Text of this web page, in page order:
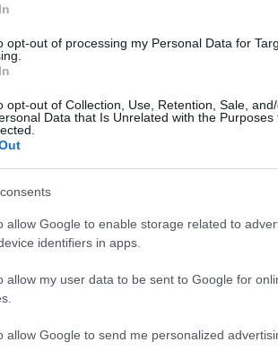
opt-out of processing my Personal Data for
opt-out of Collection, Use, Retention, Sale,
Data that Is Unrelated with the Purposes
allow Google to enable storage related to
identifiers in apps.
allow my user data to be sent to Google for
allow Google to send me personalized
játszott fölényben. Az 53. percben
a kipattanót pedig Hansen
védéssel hárította Thrándarson
lehetősége a 64. percben
maradt le a hosszú oldalon.
a küzdelem, és egyre
Vitálisnak, Vladoiunak
feje, de mindhárman
így valóban vérre menő